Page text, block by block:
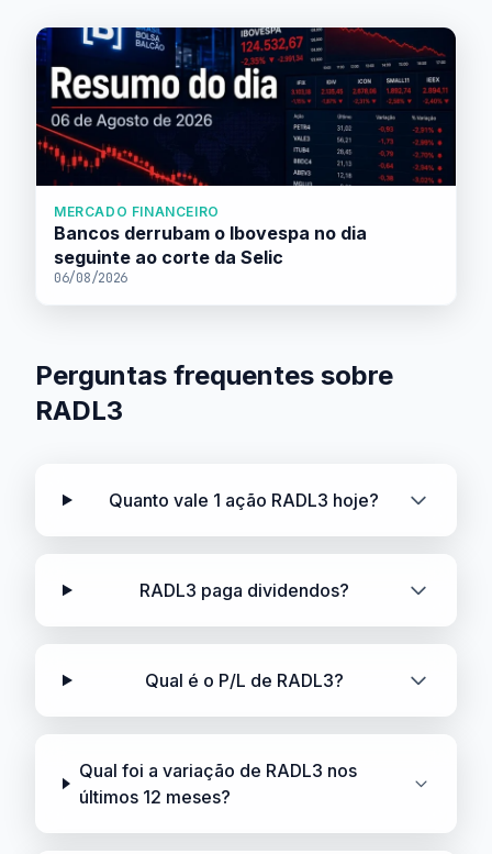
MERCADO FINANCEIRO
Bancos derrubam o Ibovespa no dia
seguinte ao corte da Selic
06/08/2026
Perguntas frequentes sobre
RADL3
Quanto vale 1 ação RADL3 hoje?
RADL3 paga dividendos?
Qual é o P/L de RADL3?
Qual foi a variação de RADL3 nos
últimos 12 meses?